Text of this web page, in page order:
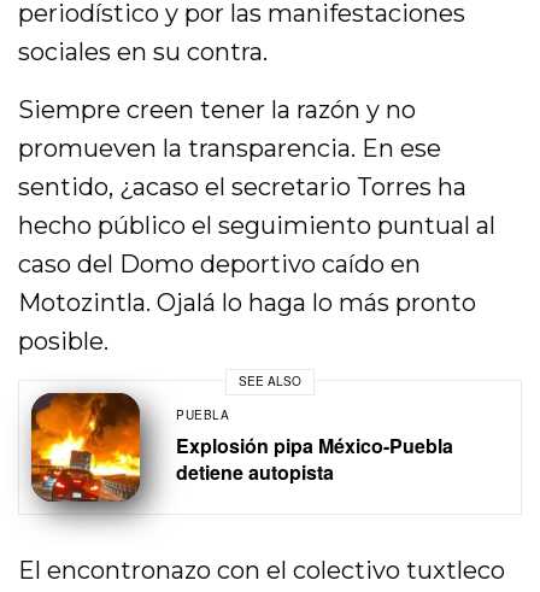
periodístico y por las manifestaciones
sociales en su contra.
Siempre creen tener la razón y no
promueven la transparencia. En ese
sentido, ¿acaso el secretario Torres ha
hecho público el seguimiento puntual al
caso del Domo deportivo caído en
Motozintla. Ojalá lo haga lo más pronto
posible.
SEE ALSO
PUEBLA
Explosión pipa México-Puebla
detiene autopista
El encontronazo con el colectivo tuxtleco